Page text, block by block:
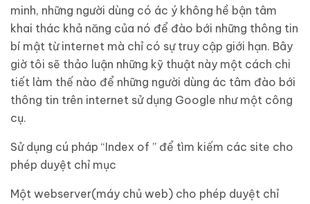
minh, những người dùng có ác ý không hề bận tâm
khai thác khả năng của nó để đào bới những thông tin
bí mật từ internet mà chỉ có sự truy cập giới hạn. Bây
giờ tôi sẽ thảo luận những kỹ thuật này một cách chi
tiết làm thế nào để những người dùng ác tâm đào bới
thông tin trên internet sử dụng Google như một công
cụ.
Sử dụng cú pháp “Index of ” để tìm kiếm các site cho
phép duyệt chỉ mục
Một webserver(máy chủ web) cho phép duyệt chỉ